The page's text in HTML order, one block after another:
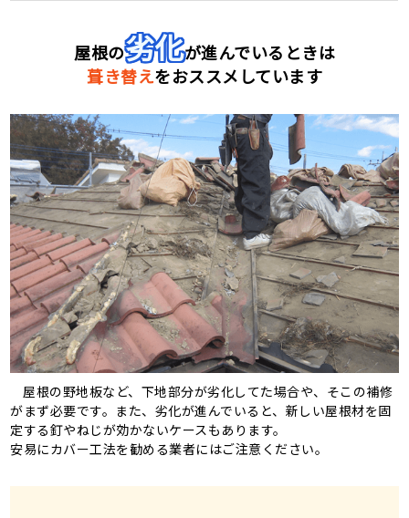
屋根の劣化が進んでいるときは
葺き替えをおススメしています
屋根の野地板など、下地部分が劣化してた場合や、そこの補修
がまず必要です。また、劣化が進んでいると、新しい屋根材を固
定する釘やねじが効かないケースもあります。
安易にカバー工法を勧める業者にはご注意ください。